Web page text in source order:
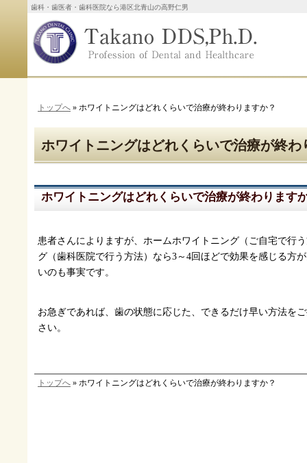
ホワイトニングはどれくらいで治療が終わ
歯科・歯医者・歯科医院なら港区北青山の高野仁男
トップへ » ホワイトニングはどれくらいで治療が終わりますか？
ホワイトニングはどれくらいで治療が終わります
患者さんによりますが、ホームホワイトニング（ご自宅で行
グ（歯科医院で行う方法）なら3～4回ほどで効果を感じる方
いのも事実です。
お急ぎであれば、歯の状態に応じた、できるだけ早い方法を
さい。
トップへ » ホワイトニングはどれくらいで治療が終わりますか？